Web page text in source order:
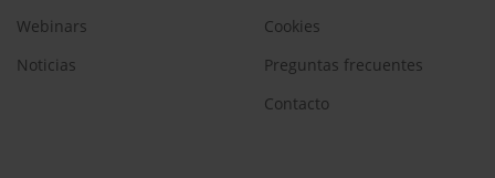
Webinars
Noticias
Cookies
Preguntas frecuentes
Contacto